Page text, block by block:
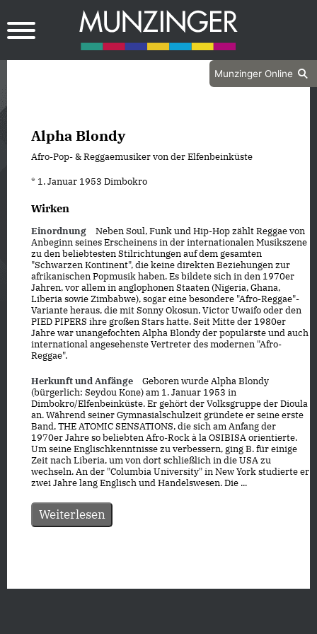
Munzinger Online
Alpha Blondy
Afro-Pop- & Reggaemusiker von der Elfenbeinküste
* 1. Januar 1953 Dimbokro
Wirken
Einordnung
Neben Soul, Funk und Hip-Hop zählt Reggae von
Anbeginn seines Erscheinens in der internationalen Musikszene
zu den beliebtesten Stilrichtungen auf dem gesamten
"Schwarzen Kontinent", die keine direkten Beziehungen zur
afrikanischen Popmusik haben. Es bildete sich in den 1970er
Jahren, vor allem in anglophonen Staaten (Nigeria, Ghana,
Liberia sowie Zimbabwe), sogar eine besondere "Afro-Reggae"-
Variante heraus, die mit Sonny Okosun, Victor Uwaifo oder den
PIED PIPERS ihre großen Stars hatte. Seit Mitte der 1980er
Jahre war unangefochten Alpha Blondy der populärste und auch
international angesehenste Vertreter des modernen "Afro-
Reggae".
Herkunft und Anfänge
Geboren wurde Alpha Blondy
(bürgerlich: Seydou Kone) am 1. Januar 1953 in
Dimbokro/Elfenbeinküste. Er gehört der Volksgruppe der Dioula
an. Während seiner Gymnasialschulzeit gründete er seine erste
Band, THE ATOMIC SENSATIONS, die sich am Anfang der
1970er Jahre so beliebten Afro-Rock à la OSIBISA orientierte.
Um seine Englischkenntnisse zu verbessern, ging B. für einige
Zeit nach Liberia, um von dort schließlich in die USA zu
wechseln. An der "Columbia University" in New York studierte er
zwei Jahre lang Englisch und Handelswesen. Die ...
Weiterlesen